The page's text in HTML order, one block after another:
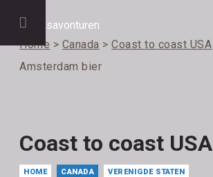
Home > Canada >Coast to coast USA
Amsterdam bier
Coast to coast USA
HOME CANADA VERENIGDE STATEN